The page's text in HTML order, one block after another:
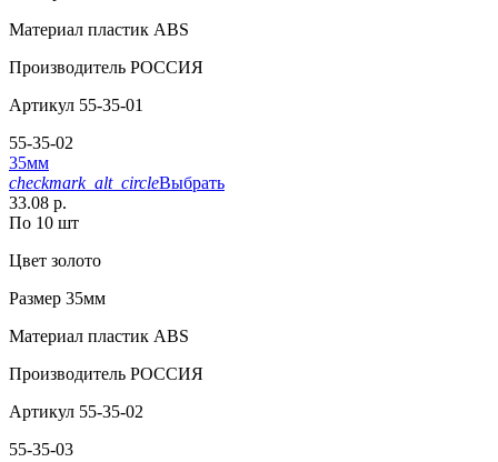
Материал пластик АВS
Производитель РОССИЯ
Артикул 55-35-01
55-35-02
35мм
checkmark_alt_circleВыбрать
33.08 р.
По 10 шт
Цвет золото
Размер 35мм
Материал пластик АВS
Производитель РОССИЯ
Артикул 55-35-02
55-35-03